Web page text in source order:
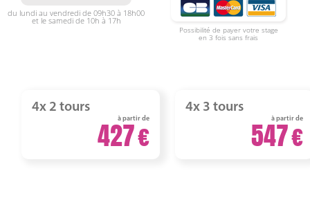
du lundi au vendredi de 09h30 à 18h00
et le samedi de 10h à 17h
Possibilité de payer votre stage
en 3 fois sans frais
4x 2 tours
à partir de
427
4x 3 tours
à partir de
547